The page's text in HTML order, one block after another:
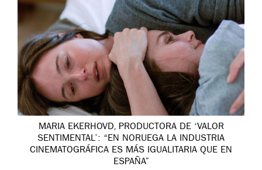
MARIA EKERHOVD, PRODUCTORA DE ‘VALOR
SENTIMENTAL’: “EN NORUEGA LA INDUSTRIA
CINEMATOGRÁFICA ES MÁS IGUALITARIA QUE EN
ESPAÑA”